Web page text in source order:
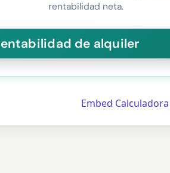
rentabilidad neta.
Embed